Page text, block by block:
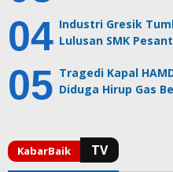
Industri Gresik
Lulusan SMK
Tragedi Kapal
Diduga Hirup Gas